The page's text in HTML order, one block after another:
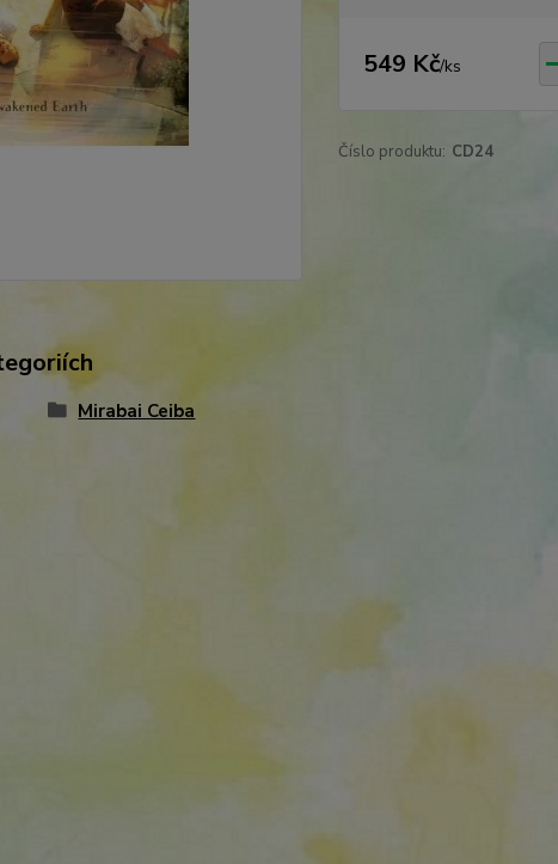
549 Kč/ks
Číslo produktu: CD24
Mirabai Ceiba